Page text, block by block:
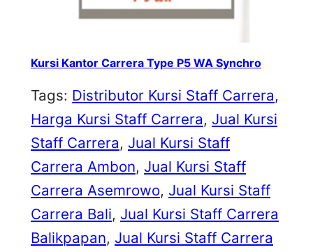
Kursi Kantor Carrera Type P5 WA Synchro
Tags: Distributor Kursi Staff Carrera
Harga Kursi Staff Carrera, Jual Kursi
Staff Carrera, Jual Kursi Staff
Carrera Ambon, Jual Kursi Staff
Carrera Asemrowo, Jual Kursi Staff
Carrera Bali, Jual Kursi Staff Carrera
Balikpapan, Jual Kursi Staff Carrera